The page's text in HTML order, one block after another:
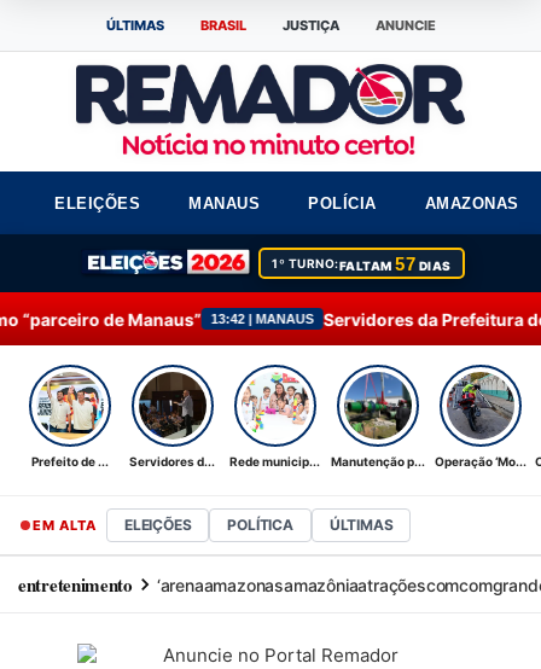
ÚLTIMAS BRASIL JUSTIÇA ANUNCIE
ELEIÇÕES MANAUS POLÍCIA AMAZONAS
1º TURNO:FALTAM57 DIAS
13:42 | MANAUS Servidores da Prefeitura de Manaus
Prefeito de ... Servidores d... Rede municip... Manutenção p... Operação ‘Mo...
EM ALTA ELEIÇÕES POLÍTICA ÚLTIMAS
entretenimento ‘arenaamazonasamazôniaatraçõescom